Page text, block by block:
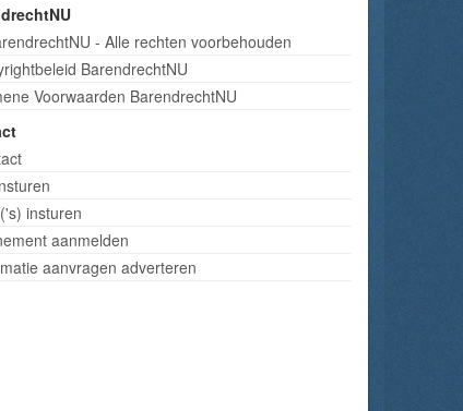
- Alle rechten voorbehouden
BarendrechtNU
Voorwaarden BarendrechtNU
insturen
aanmelden
aanvragen adverteren